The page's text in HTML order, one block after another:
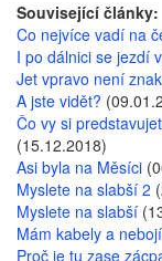
Související články:
Co nejvíce vadí na
I po dálnici se jezdí
Jet vpravo není
A jste vidět?
Čo vy si
(15.12.2018)
Asi byla na Měsíci
Myslete na slabší 2
Myslete na slabší
Mám kabely a
Proč je tu zase